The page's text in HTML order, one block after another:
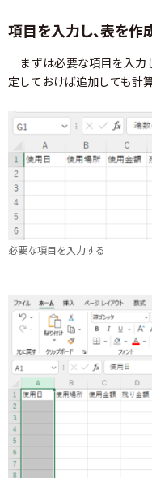
項目を入力し、表を作
まずは必要な項目を入力
定しておけば追加しても計
必要な項目を入力する